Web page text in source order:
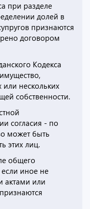
при разделе
долей в
признаются
договором
Кодекса
или нескольких
собственности.
согласия - по
может быть
этих лиц.
общего
иное не
актами или